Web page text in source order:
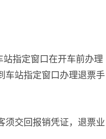
指定窗口在开车前办理
车站指定窗口办理退票手
须交回报销凭证，退票业